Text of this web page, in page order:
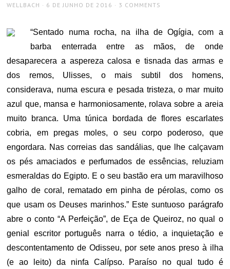
AUTHOR
WELLBACH
POSTED
6 DE JUNHO DE 2016 3 COMMENTS
“Sentado numa rocha, na ilha de Ogígia, com a
barba enterrada entre as mãos, de onde
desaparecera a aspereza calosa e tisnada das armas e
dos remos, Ulisses, o mais subtil dos homens,
considerava, numa escura e pesada tristeza, o mar muito
azul que, mansa e harmoniosamente, rolava sobre a areia
muito branca. Uma túnica bordada de flores escarlates
cobria, em pregas moles, o seu corpo poderoso, que
engordara. Nas correias das sandálias, que lhe calçavam
os pés amaciados e perfumados de essências, reluziam
esmeraldas do Egipto. E o seu bastão era um maravilhoso
galho de coral, rematado em pinha de pérolas, como os
que usam os Deuses marinhos.” Este suntuoso parágrafo
abre o conto “A Perfeição”, de Eça de Queiroz, no qual o
genial escritor português narra o tédio, a inquietação e
descontentamento de Odisseu, por sete anos preso à ilha
(e ao leito) da ninfa Calípso. Paraíso no qual tudo é